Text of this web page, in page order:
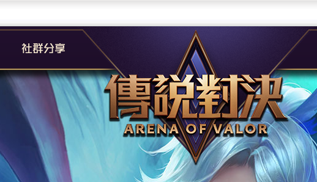
官方粉絲團
YouTube